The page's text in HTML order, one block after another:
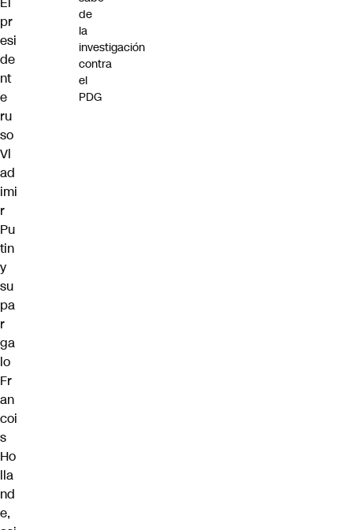
pr
esi
de
nt
e
ru
so
Vl
ad
imi
r
Pu
tin
y
su
pa
r
ga
lo
Fr
an
coi
s
Ho
lla
nd
e,
de
la
investigación
contra
el
PDG